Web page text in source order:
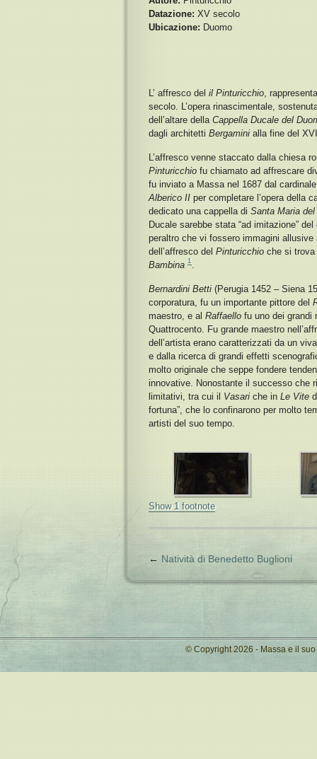
Datazione: XV secolo
Ubicazione: Duomo
L’ affresco del il Pinturicchio,
secolo. L’opera rinascimentale,
dell’altare della Cappella Ducale del
dagli architetti Bergaminialla fine del
L’affresco venne staccato dalla chiesa
Pinturicchiofu chiamato ad affrescare
fu inviato a Massa nel 1687 dal cardinale
Alberico IIper completare l’opera della
dedicato una cappella di Santa Maria del
Ducale sarebbe stata “ad imitazione”
peraltro che vi fossero immagini
dell’affresco del Pinturicchioche si trova
Bambina 1.
Bernardini Betti(Perugia 1452 – Siena
corporatura, fu un importante pittore del
maestro, e al Raffaellofu uno dei grandi
Quattrocento. Fu grande maestro
dell’artista erano caratterizzati da un
e dalla ricerca di grandi effetti
molto originale che seppe fondere
innovative. Nonostante il successo che
limitativi, tra cui il Vasariche in Le Vite
fortuna”, che lo confinarono per molto
artisti del suo tempo.
Show 1 footnote
← Natività di Benedetto Buglioni
© Copyright 2026 - Massa e il